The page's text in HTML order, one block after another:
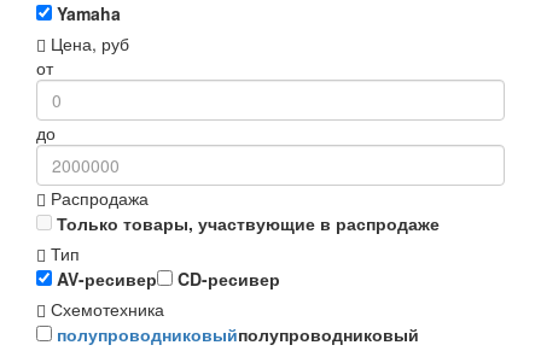
Yamaha
Цена, руб
от
до
Распродажа
Только товары, участвующие в распродаже
Тип
AV-ресивер
CD-ресивер
Схемотехника
полупроводниковыйполупроводниковый